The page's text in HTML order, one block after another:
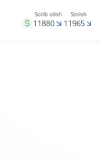
Sotib olish
11880
Sotish
11965